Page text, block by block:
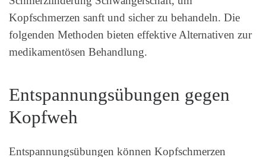
Kopfschmerzen sanft und sicher zu behandeln. Die
folgenden Methoden bieten effektive Alternativen zur
medikamentösen Behandlung.
Entspannungsübungen gegen
Kopfweh
Entspannungsübungen können Kopfschmerzen